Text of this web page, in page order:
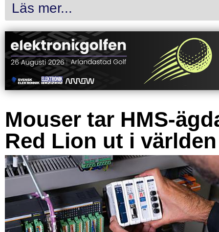
Läs mer...
Mouser tar HMS-
Red Lion ut i världen